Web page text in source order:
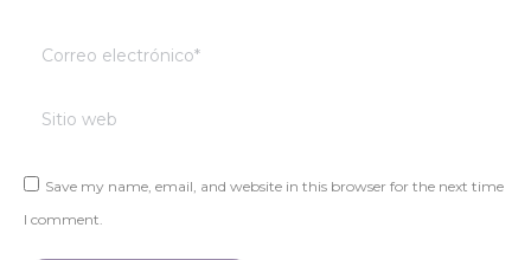
Correo electrónico *
Sitio web
Save my name, email, and website in this browser for the next time
I comment.